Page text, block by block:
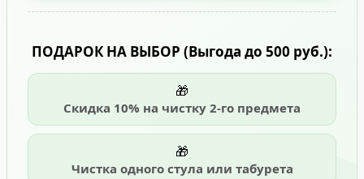
ПОДАРОК НА ВЫБОР (Выгода до 500 руб.):
🎁
Скидка 10% на чистку 2-го предмета
🎁
Чистка одного стула или табурета